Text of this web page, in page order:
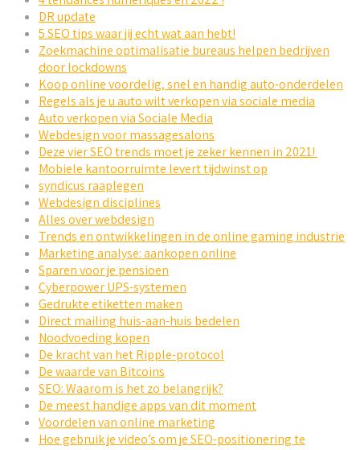
DR update
5 SEO tips waar jij echt wat aan hebt!
Zoekmachine optimalisatie bureaus helpen bedrijven
door lockdowns
Koop online voordelig, snel en handig auto-onderdelen
Regels als je u auto wilt verkopen via sociale media
Auto verkopen via Sociale Media
Webdesign voor massagesalons
Deze vier SEO trends moet je zeker kennen in 2021!
Mobiele kantoorruimte levert tijdwinst op
syndicus raaplegen
Webdesign disciplines
Alles over webdesign
Trends en ontwikkelingen in de online gaming industrie
Marketing analyse: aankopen online
Sparen voor je pensioen
Cyberpower UPS-systemen
Gedrukte etiketten maken
Direct mailing huis-aan-huis bedelen
Noodvoeding kopen
De kracht van het Ripple-protocol
De waarde van Bitcoins
SEO: Waarom is het zo belangrijk?
De meest handige apps van dit moment
Voordelen van online marketing
Hoe gebruik je video’s om je SEO-positionering te